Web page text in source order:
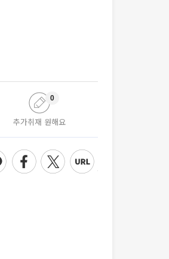
추가취재 원해요
0